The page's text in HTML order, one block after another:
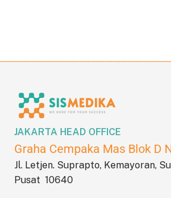
JAKARTA HEAD OFFICE
Graha Cempaka Mas Blok D
Jl. Letjen. Suprapto, Kemayoran,
Pusat 10640